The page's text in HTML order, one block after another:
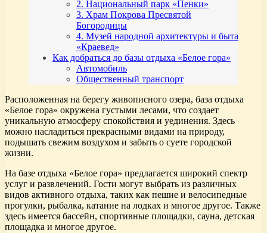
2. Национальный парк «Пенки»
3. Храм Покрова Пресвятой
Богородицы
4. Музей народной архитектуры и быта
«Краевед»
Как добраться до базы отдыха «Белое гора»
Автомобиль
Общественный транспорт
Расположенная на берегу живописного озера, база отдыха
«Белое гора» окружена густыми лесами, что создает
уникальную атмосферу спокойствия и уединения. Здесь
можно насладиться прекрасными видами на природу,
подышать свежим воздухом и забыть о суете городской
жизни.
На базе отдыха «Белое гора» предлагается широкий спектр
услуг и развлечений. Гости могут выбрать из различных
видов активного отдыха, таких как пешие и велосипедные
прогулки, рыбалка, катание на лодках и многое другое. Также
здесь имеется бассейн, спортивные площадки, сауна, детская
площадка и многое другое.